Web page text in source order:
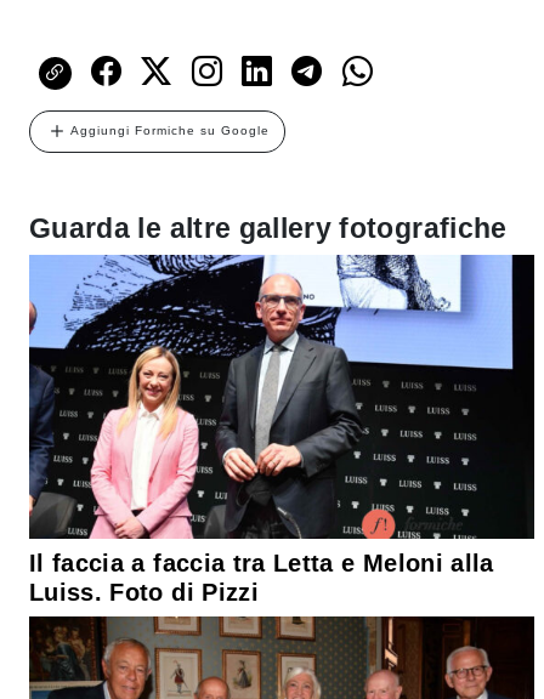
Aggiungi Formiche su Google
Guarda le altre gallery fotografiche
Il faccia a faccia tra Letta e Meloni alla
Luiss. Foto di Pizzi